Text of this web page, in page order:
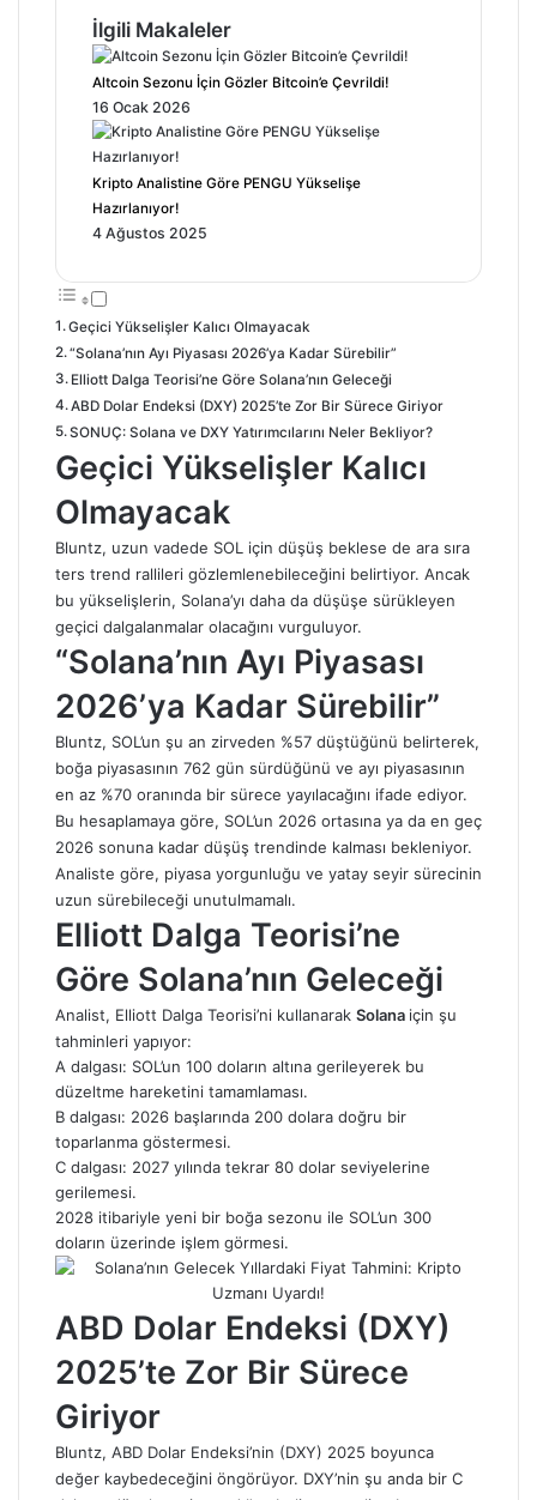
İlgili Makaleler
Altcoin Sezonu İçin Gözler Bitcoin’e Çevrildi!
16 Ocak 2026
Kripto Analistine Göre PENGU Yükselişe
Hazırlanıyor!
4 Ağustos 2025
Geçici Yükselişler Kalıcı Olmayacak
“Solana’nın Ayı Piyasası 2026’ya Kadar Sürebilir”
Elliott Dalga Teorisi’ne Göre Solana’nın Geleceği
ABD Dolar Endeksi (DXY) 2025’te Zor Bir Sürece Giriyor
SONUÇ: Solana ve DXY Yatırımcılarını Neler Bekliyor?
Geçici Yükselişler Kalıcı
Olmayacak
Bluntz, uzun vadede SOL için düşüş beklese de ara sıra
ters trend rallileri gözlemlenebileceğini belirtiyor. Ancak
bu yükselişlerin, Solana’yı daha da düşüşe sürükleyen
geçici dalgalanmalar olacağını vurguluyor.
“Solana’nın Ayı Piyasası
2026’ya Kadar Sürebilir”
Bluntz, SOL’un şu an zirveden %57 düştüğünü belirterek,
boğa piyasasının 762 gün sürdüğünü ve ayı piyasasının
en az %70 oranında bir sürece yayılacağını ifade ediyor.
Bu hesaplamaya göre, SOL’un 2026 ortasına ya da en geç
2026 sonuna kadar düşüş trendinde kalması bekleniyor.
Analiste göre, piyasa yorgunluğu ve yatay seyir sürecinin
uzun sürebileceği unutulmamalı.
Elliott Dalga Teorisi’ne
Göre Solana’nın Geleceği
Analist, Elliott Dalga Teorisi’ni kullanarak Solana için şu
tahminleri yapıyor:
A dalgası: SOL’un 100 doların altına gerileyerek bu
düzeltme hareketini tamamlaması.
B dalgası: 2026 başlarında 200 dolara doğru bir
toparlanma göstermesi.
C dalgası: 2027 yılında tekrar 80 dolar seviyelerine
gerilemesi.
2028 itibariyle yeni bir boğa sezonu ile SOL’un 300
doların üzerinde işlem görmesi.
ABD Dolar Endeksi (DXY)
2025’te Zor Bir Sürece
Giriyor
Bluntz, ABD Dolar Endeksi’nin (DXY) 2025 boyunca
değer kaybedeceğini öngörüyor. DXY’nin şu anda bir C